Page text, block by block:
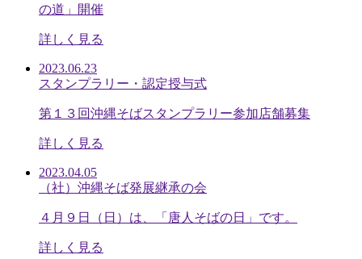
の道」開催
詳しく見る
2023.06.23
スタンプラリー・認定授与式
第１３回沖縄そばスタンプラリー参加店舗募集
詳しく見る
2023.04.05
（社）沖縄そば発展継承の会
４月９日（日）は、「唐人そばの日」です。
詳しく見る